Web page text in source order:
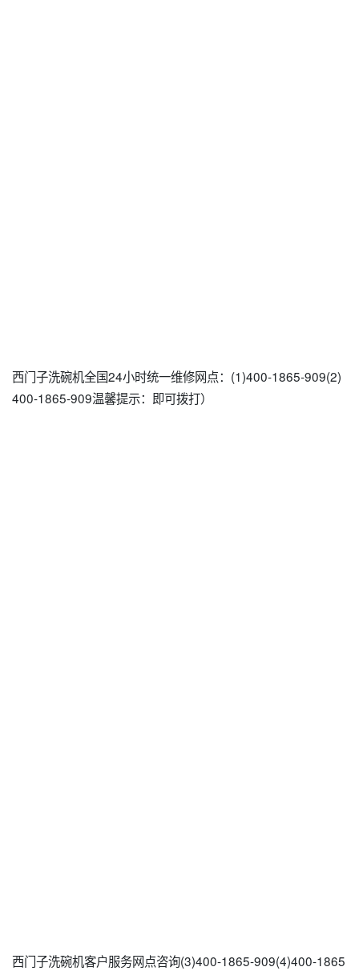
西门子洗碗机全国24小时统一维修网点：(1)400-1865-909(2)
400-1865-909温馨提示：即可拨打）
西门子洗碗机客户服务网点咨询(3)400-1865-909(4)400-1865